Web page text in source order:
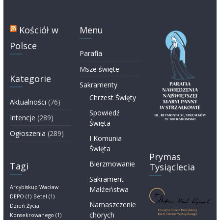
Kościół w
Polsce
Kategorie
Aktualności (76)
Intencje (289)
Ogłoszenia (289)
Tagi
Arcybiskup Wacław
DEPO (1) Betel (1)
Dzień Życia
Konsekrowanego (1)
Menu
Parafia
Msze święte
Sakramenty
Chrzest Święty
Spowiedź
Święta
I Komunia
Święta
Bierzmowanie
Sakrament
Małżeństwa
Namaszczenie
chorych
Prymas
Tysiąclecia